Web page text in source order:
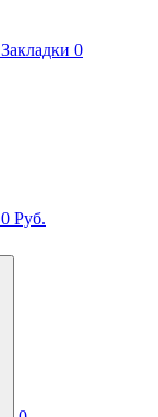
Закладки 0
0 Руб.